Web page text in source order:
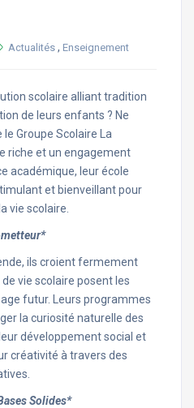
Actualités , Enseignement
scolaire alliant tradition
de leurs enfants ? Ne
Groupe Scolaire La
riche et un engagement
académique, leur école
et bienveillant pour
vie scolaire.
ils croient fermement
vie scolaire posent les
futur. Leurs programmes
la curiosité naturelle des
développement social et
créativité à travers des
Solides*